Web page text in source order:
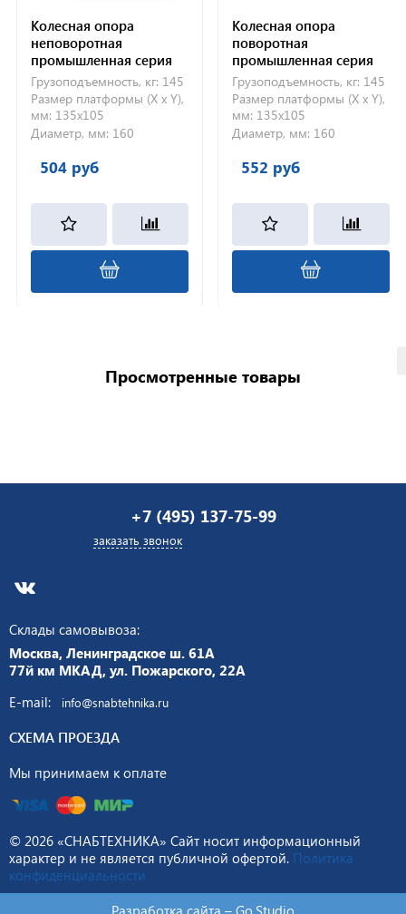
Колесная опора
неповоротная
промышленная серия
FC 160
Грузоподъемность, кг: 145
Размер платформы (X x Y),
мм: 135х105
Диаметр, мм: 160
504 руб
Колесная опора
поворотная
промышленная серия
SC 160
Грузоподъемность, кг: 145
Размер платформы (X x Y),
мм: 135х105
Диаметр, мм: 160
552 руб
Просмотренные товары
+7 (495) 137-75-99
заказать звонок
Склады самовывоза:
Москва, Ленинградское ш. 61А
77й км МКАД, ул. Пожарского, 22А
E-mail:
info@snabtehnika.ru
СХЕМА ПРОЕЗДА
Мы принимаем к оплате
© 2026 «СНАБТЕХНИКА» Сайт носит информационный
характер и не является публичной офертой. Политика
конфиденциальности